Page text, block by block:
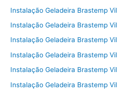
Instalação Geladeira Brastemp
Instalação Geladeira Brastemp
Instalação Geladeira Brastemp
Instalação Geladeira Brastemp
Instalação Geladeira Brastemp
Instalação Geladeira Brastemp